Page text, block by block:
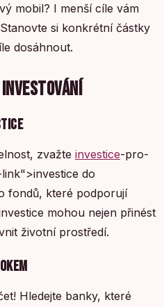
mobil? I menší cíle vám
si konkrétní částky
dosáhnout.
zvažte investice-pro-
do
fondů, které podporují
mohou nejen přinést
životní prostředí.
Hledejte banky, které